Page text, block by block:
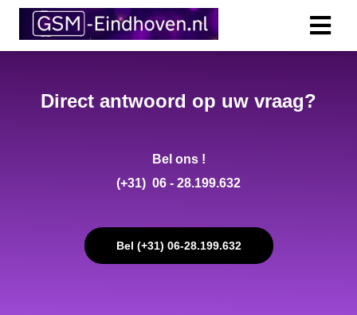
Direct antwoord op uw vraag?
Bel ons !
(+31) 06 - 28.199.632
Bel (+31) 06-28.199.632